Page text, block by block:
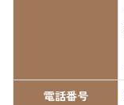
電話番号